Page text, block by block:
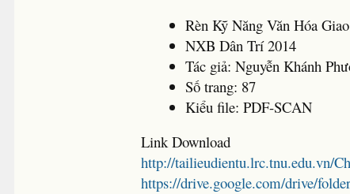
Rèn Kỹ Năng Văn Hóa
NXB Dân Trí 2014
Tác giả: Nguyễn Khánh
Số trang: 87
Kiểu file: PDF-SCAN
Link Download
http://tailieudientu.lrc.tnu.edu.vn/
https://drive.google.com/drive/